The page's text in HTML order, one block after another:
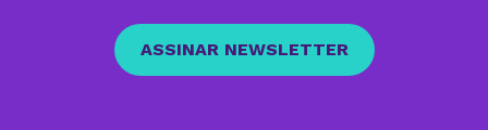
ASSINAR NEWSLETTER